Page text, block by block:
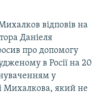
відповів на
Даніеля
про допомогу
в Росії на 20
у
Михалкова, який не